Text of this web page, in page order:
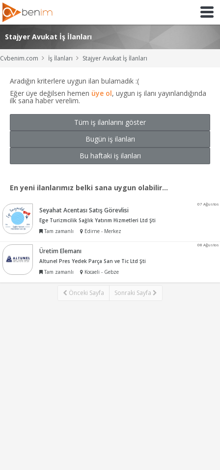
Stajyer Avukat İş İlanları
Cvbenim.com İş İlanları Stajyer Avukat İş İlanları
Aradığın kriterlere uygun ilan bulamadık :(
Eğer üye değilsen hemen üye ol, uygun iş ilanı yayınlandığında
ilk sana haber verelim.
Tüm iş ilanlarını göster
Bugün iş ilanları
Bu haftaki iş ilanları
En yeni ilanlarımız belki sana uygun olabilir...
07 Ağustos
Seyahat Acentası Satış Görevlisi
Ege Turizmcilik Sağlık Yatırım Hizmetleri Ltd Şti
Tam zamanlı
Edirne - Merkez
08 Ağustos
Üretim Elemanı
Altunel Pres Yedek Parça San ve Tic Ltd Şti
Tam zamanlı
Kocaeli - Gebze
Önceki Sayfa Sonraki Sayfa